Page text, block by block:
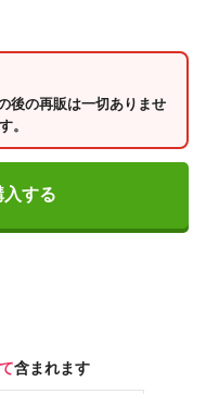
後の再販は一切ありませ
。
入する
含まれます